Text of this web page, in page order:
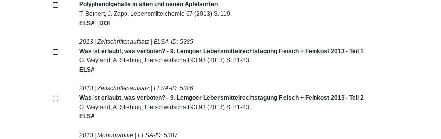
Polyphenolgehalte in alten und neuen Apfelsorten
T. Bernert, J. Zapp, Lebensmittelchemie 67 (2013) S. 119.
ELSA |DOI
2013 | Zeitschriftenaufsatz | ELSA-ID:5385
Was ist erlaubt, was verboten? - 9. Lemgoer Lebensmittelrechtstagung Fleisch + Feinkost 2013 - Teil 1
G. Weyland, A. Stiebing, Fleischwirtschaft 93 93 (2013) S. 81-83.
ELSA
2013 | Zeitschriftenaufsatz | ELSA-ID:5386
Was ist erlaubt, was verboten? - 9. Lemgoer Lebensmittelrechtstagung Fleisch + Feinkost 2013 - Teil 2
G. Weyland, A. Stiebing, Fleischwirtschaft 93 93 (2013) S. 81-83.
ELSA
2013 | Monographie | ELSA-ID:5387